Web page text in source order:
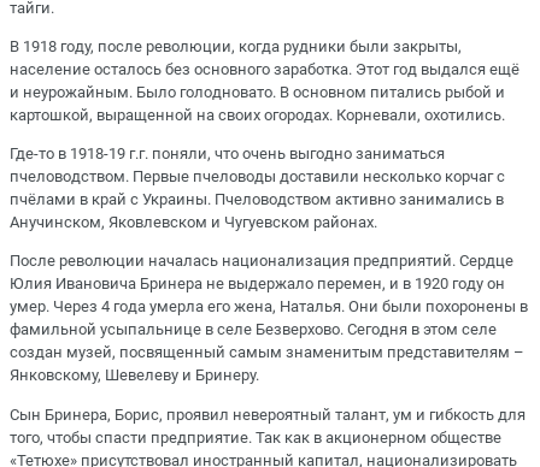
тайги.
В 1918 году, после революции, когда рудники были закрыты,
население осталось без основного заработка. Этот год выдался ещё
и неурожайным. Было голодновато. В основном питались рыбой и
картошкой, выращенной на своих огородах. Корневали, охотились.
Где-то в 1918-19 г.г. поняли, что очень выгодно заниматься
пчеловодством. Первые пчеловоды доставили несколько корчаг с
пчёлами в край с Украины. Пчеловодством активно занимались в
Анучинском, Яковлевском и Чугуевском районах.
После революции началась национализация предприятий. Сердце
Юлия Ивановича Бринера не выдержало перемен, и в 1920 году он
умер. Через 4 года умерла его жена, Наталья. Они были похоронены в
фамильной усыпальнице в селе Безверхово. Сегодня в этом селе
создан музей, посвященный самым знаменитым представителям –
Янковскому, Шевелеву и Бринеру.
Сын Бринера, Борис, проявил невероятный талант, ум и гибкость для
того, чтобы спасти предприятие. Так как в акционерном обществе
«Тетюхе» присутствовал иностранный капитал, национализировать